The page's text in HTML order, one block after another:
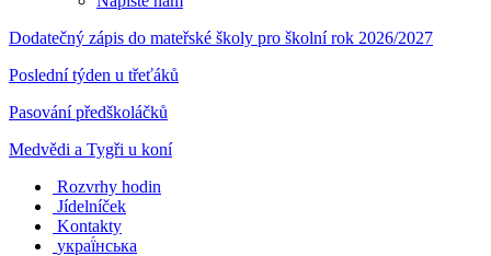
Dodatečný zápis do mateřské školy pro školní rok 2026/2027
Poslední týden u třeťáků
Pasování předškoláčků
Medvědi a Tygři u koní
Rozvrhy hodin
Jídelníček
Kontakty
украї́нська